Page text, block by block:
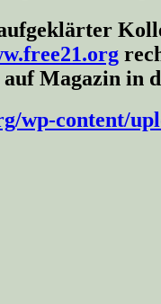
auf Magazin
wp-content/